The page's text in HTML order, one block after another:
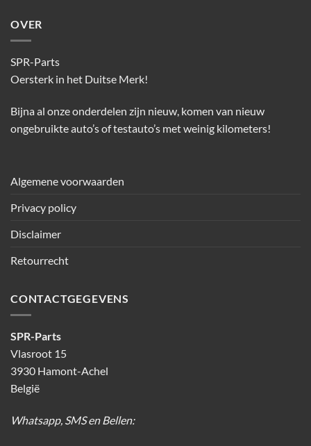
OVER
SPR-Parts
Oersterk in het Duitse Merk!
Bijna al onze onderdelen zijn nieuw, komen van nieuw
ongebruikte auto’s of testauto’s met weinig kilometers!
Algemene voorwaarden
Privacy policy
Disclaimer
Retourrecht
CONTACTGEGEVENS
SPR-Parts
Vlasroot 15
3930 Hamont-Achel
België
Whatsapp, SMS en Bellen: